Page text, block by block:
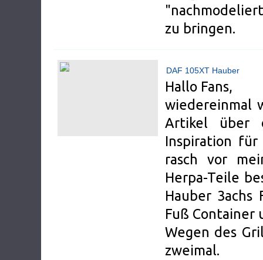
zu bringen.
DAF 105XT Hauber
Hallo Fans,
wiedereinmal
Artikel über
Inspiration
rasch vor
Herpa-Teile
Hauber 3achs
Fuß Container
Wegen des
zweimal.